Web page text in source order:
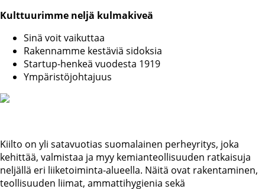
Kulttuurimme neljä kulmakiveä
Sinä voit vaikuttaa
Rakennamme kestäviä sidoksia
Startup-henkeä vuodesta 1919
Ympäristöjohtajuus
Kiilto on yli satavuotias suomalainen perheyritys, joka
kehittää, valmistaa ja myy kemianteollisuuden ratkaisuja
neljällä eri liiketoiminta-alueella. Näitä ovat rakentaminen,
teollisuuden liimat, ammattihygienia sekä